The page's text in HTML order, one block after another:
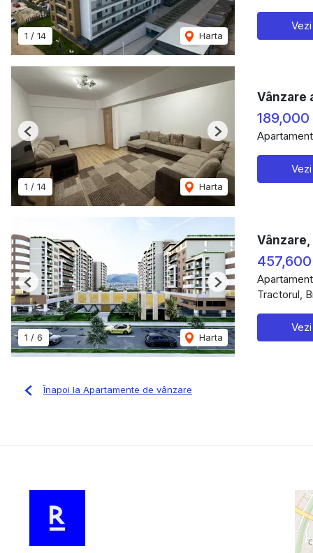
1 / 14 Harta
1 / 14 Harta
Previous Next
Vânzare
189,000
1 / 6 Harta
Previous Next
Tractorul,
Înapoi la Apartamente de vânzare